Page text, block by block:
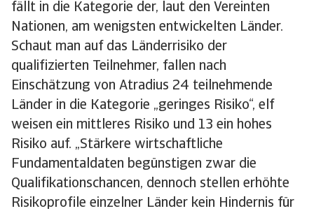
fällt in die Kategorie der, laut den Vereinten
Nationen, am wenigsten entwickelten Länder.
Schaut man auf das Länderrisiko der
qualifizierten Teilnehmer, fallen nach
Einschätzung von Atradius 24 teilnehmende
Länder in die Kategorie „geringes Risiko“, elf
weisen ein mittleres Risiko und 13 ein hohes
Risiko auf. „Stärkere wirtschaftliche
Fundamentaldaten begünstigen zwar die
Qualifikationschancen, dennoch stellen erhöhte
Risikoprofile einzelner Länder kein Hindernis für